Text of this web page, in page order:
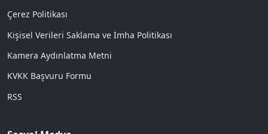
Çerez Politikası
Kişisel Verileri Saklama ve İmha Politikası
Kamera Aydınlatma Metni
KVKK Başvuru Formu
RSS